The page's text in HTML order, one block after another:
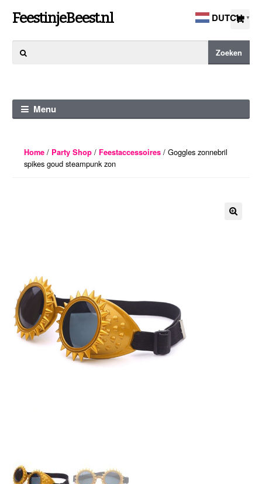
Ga
naar
navigatie
Ga
naar
de
FeestinjeBeest.nl
naar:
Zoeken
Menu
Home/ Party Shop/ Feestaccessoires/ Goggles zonnebril
spikes goud steampunk zon
DUTCH ▼